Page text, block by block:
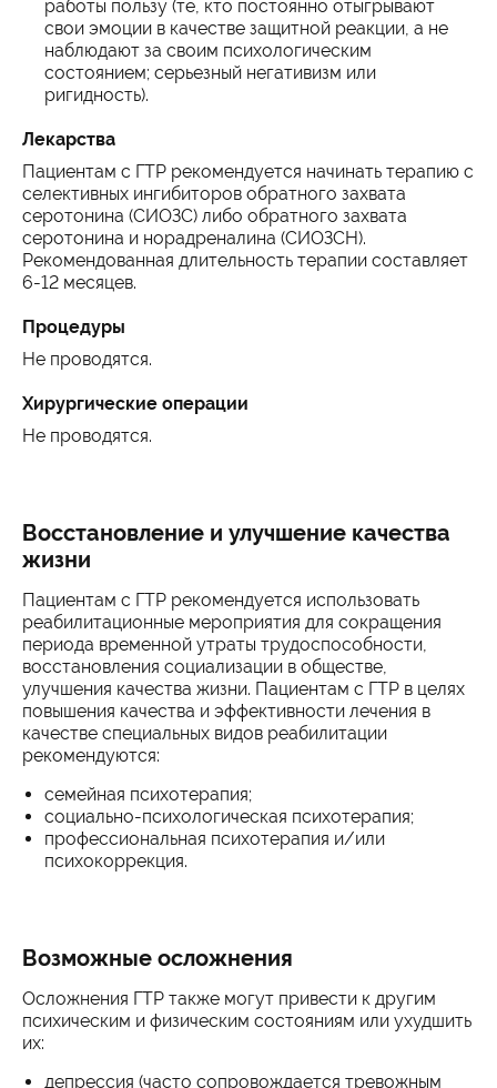
работы пользу (те, кто постоянно отыгрывают
свои эмоции в качестве защитной реакции, а не
наблюдают за своим психологическим
состоянием; серьезный негативизм или
ригидность).
Лекарства
Пациентам с ГТР рекомендуется начинать терапию с
селективных ингибиторов обратного захвата
серотонина (СИОЗС) либо обратного захвата
серотонина и норадреналина (СИОЗСН).
Рекомендованная длительность терапии составляет
6-12 месяцев.
Процедуры
Не проводятся.
Хирургические операции
Не проводятся.
Восстановление и улучшение качества
жизни
Пациентам с ГТР рекомендуется использовать
реабилитационные мероприятия для сокращения
периода временной утраты трудоспособности,
восстановления социализации в обществе,
улучшения качества жизни. Пациентам с ГТР в целях
повышения качества и эффективности лечения в
качестве специальных видов реабилитации
рекомендуются:
семейная психотерапия;
социально-психологическая психотерапия;
профессиональная психотерапия и/или
психокоррекция.
Возможные осложнения
Осложнения ГТР также могут привести к другим
психическим и физическим состояниям или ухудшить
их:
депрессия (часто сопровождается тревожным